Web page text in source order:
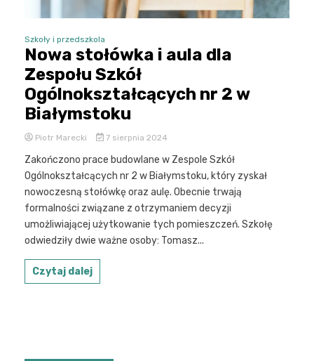
Szkoły i przedszkola
Nowa stołówka i aula dla
Zespołu Szkół
Ogólnokształcących nr 2 w
Białymstoku
Piotr Marecki 7 sierpnia 2024
Zakończono prace budowlane w Zespole Szkół
Ogólnokształcących nr 2 w Białymstoku, który zyskał
nowoczesną stołówkę oraz aulę. Obecnie trwają
formalności związane z otrzymaniem decyzji
umożliwiającej użytkowanie tych pomieszczeń. Szkołę
odwiedziły dwie ważne osoby: Tomasz...
Czytaj dalej